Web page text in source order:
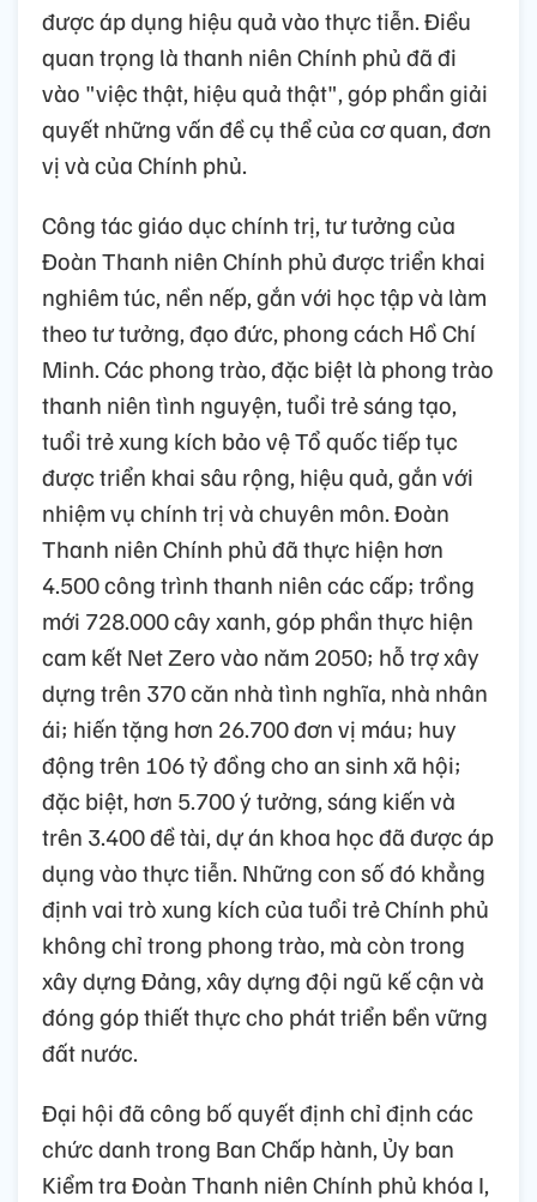
được áp dụng hiệu quả vào thực tiễn. Điều
quan trọng là thanh niên Chính phủ đã đi
vào "việc thật, hiệu quả thật", góp phần giải
quyết những vấn đề cụ thể của cơ quan, đơn
vị và của Chính phủ.
Công tác giáo dục chính trị, tư tưởng của
Đoàn Thanh niên Chính phủ được triển khai
nghiêm túc, nền nếp, gắn với học tập và làm
theo tư tưởng, đạo đức, phong cách Hồ Chí
Minh. Các phong trào, đặc biệt là phong trào
thanh niên tình nguyện, tuổi trẻ sáng tạo,
tuổi trẻ xung kích bảo vệ Tổ quốc tiếp tục
được triển khai sâu rộng, hiệu quả, gắn với
nhiệm vụ chính trị và chuyên môn. Đoàn
Thanh niên Chính phủ đã thực hiện hơn
4.500 công trình thanh niên các cấp; trồng
mới 728.000 cây xanh, góp phần thực hiện
cam kết Net Zero vào năm 2050; hỗ trợ xây
dựng trên 370 căn nhà tình nghĩa, nhà nhân
ái; hiến tặng hơn 26.700 đơn vị máu; huy
động trên 106 tỷ đồng cho an sinh xã hội;
đặc biệt, hơn 5.700 ý tưởng, sáng kiến và
trên 3.400 đề tài, dự án khoa học đã được áp
dụng vào thực tiễn. Những con số đó khẳng
định vai trò xung kích của tuổi trẻ Chính phủ
không chỉ trong phong trào, mà còn trong
xây dựng Đảng, xây dựng đội ngũ kế cận và
đóng góp thiết thực cho phát triển bền vững
đất nước.
Đại hội đã công bố quyết định chỉ định các
chức danh trong Ban Chấp hành, Ủy ban
Kiểm tra Đoàn Thanh niên Chính phủ khóa I,